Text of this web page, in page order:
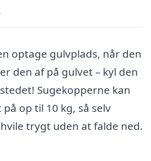
optage gulvplads, når den
den af på gulvet – kyl den
Sugekopperne kan
op til 10 kg, så selv
trygt uden at falde ned.